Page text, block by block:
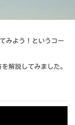
みよう！というコー
解説してみました。